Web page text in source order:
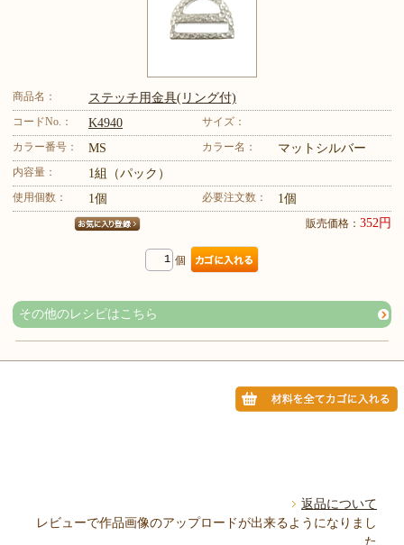
商品名： ステッチ用金具(リング付)
コードNo.： K4940
サイズ：
カラー番号：
MS カラー名： マットシルバー
内容量： 1組（パック）
使用個数： 1個 必要注文数： 1個
販売価格： 352円
個
その他のレシピはこちら
返品について
レビューで作品画像のアップロードが出来るようになりまし
た